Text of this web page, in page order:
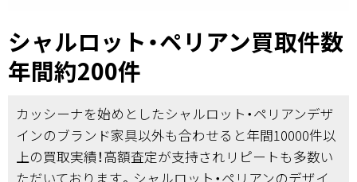
シャルロット・ペリアン買取件数
年間約200件
カッシーナを始めとしたシャルロット・ペリアンデザ
インのブランド家具以外も合わせると年間10000件以
上の買取実績！高額査定が支持されリピートも多数い
ただいております。シャルロット・ペリアンのデザイ